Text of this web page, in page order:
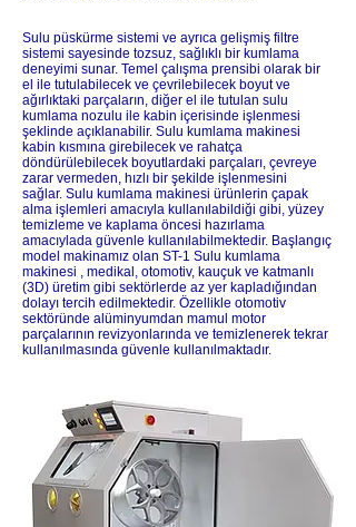
Sulu püskürme sistemi ve ayrıca gelişmiş filtre
sistemi sayesinde tozsuz, sağlıklı bir kumlama
deneyimi sunar. Temel çalışma prensibi olarak bir
el ile tutulabilecek ve çevrilebilecek boyut ve
ağırlıktaki parçaların, diğer el ile tutulan sulu
kumlama nozulu ile kabin içerisinde işlenmesi
şeklinde açıklanabilir. Sulu kumlama makinesi
kabin kısmına girebilecek ve rahatça
döndürülebilecek boyutlardaki parçaları, çevreye
zarar vermeden, hızlı bir şekilde işlenmesini
sağlar. Sulu kumlama makinesi ürünlerin çapak
alma işlemleri amacıyla kullanılabildiği gibi, yüzey
temizleme ve kaplama öncesi hazırlama
amacıylada güvenle kullanılabilmektedir. Başlangıç
model makinamız olan ST-1 Sulu kumlama
makinesi , medikal, otomotiv, kauçuk ve katmanlı
(3D) üretim gibi sektörlerde az yer kapladığından
dolayı tercih edilmektedir. Özellikle otomotiv
sektöründe alüminyumdan mamul motor
parçalarının revizyonlarında ve temizlenerek tekrar
kullanılmasında güvenle kullanılmaktadır.